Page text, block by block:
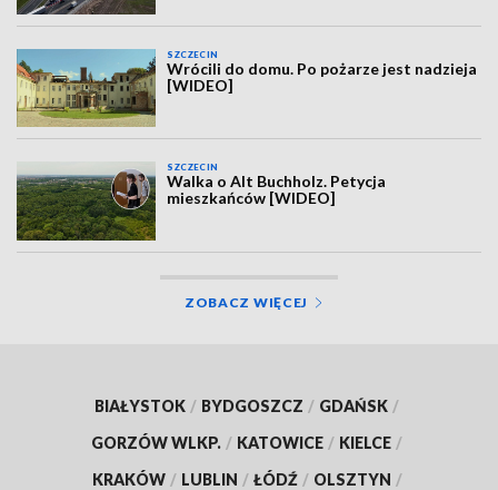
SZCZECIN
Wrócili do domu. Po pożarze jest nadzieja
[WIDEO]
SZCZECIN
Walka o Alt Buchholz. Petycja
mieszkańców [WIDEO]
ZOBACZ WIĘCEJ
BIAŁYSTOK / BYDGOSZCZ / GDAŃSK /
GORZÓW WLKP. / KATOWICE / KIELCE /
KRAKÓW / LUBLIN / ŁÓDŹ / OLSZTYN /